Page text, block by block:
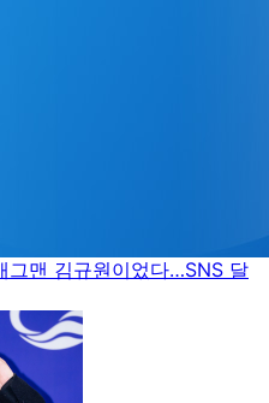
그맨 김규원이었다…SNS 달